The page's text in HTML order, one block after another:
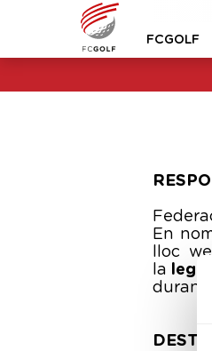
FCGOLF
En
lloc
la
durant